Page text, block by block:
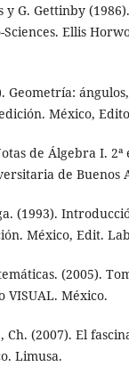
y G. Gettinby
Ellis
Geometría:
México,
de Álgebra I. 2ª
de Buenos
(1993).
México, Edit.
(2005).
VISUAL. México.
Ch. (2007). El
Limusa.